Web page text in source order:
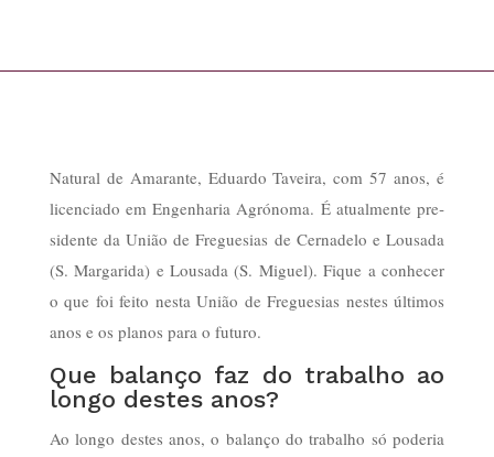
Natural de Amarante, Edu­ardo Taveira, com 57 anos, é
licenciado em Engenharia Agrónoma. É atualmente pre­
sidente da União de Fregue­sias de Cernadelo e Lousada
(S. Margarida) e Lousada (S. Miguel). Fique a conhecer
o que foi feito nesta União de Freguesias nestes últi­mos
anos e os planos para o futuro.
Que balanço faz do trabalho ao
longo destes anos?
Ao longo destes anos, o balanço do trabalho só poderia